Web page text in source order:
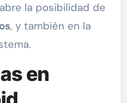
la posibilidad de
, y también en la
en